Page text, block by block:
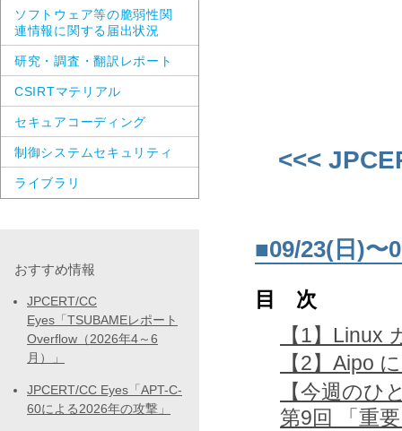
<<<
■09/23(日)〜
目 次
【1】Linux
【2】Aipo
【今週の
第9回 「重
ソフトウェア等の脆弱性関
連情報に関する届出状況
研究・調査・翻訳レポート
CSIRTマテリアル
セキュアコーディング
制御システムセキュリティ
ライブラリ
おすすめ情報
JPCERT/CC
Eyes「TSUBAMEレポート
Overflow（2026年4～6
月）」
JPCERT/CC Eyes「APT-C-
60による2026年の攻撃」